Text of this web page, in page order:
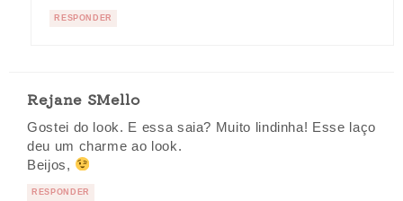
RESPONDER
Rejane SMello
Gostei do look. E essa saia? Muito lindinha! Esse laço
deu um charme ao look.
Beijos,
RESPONDER